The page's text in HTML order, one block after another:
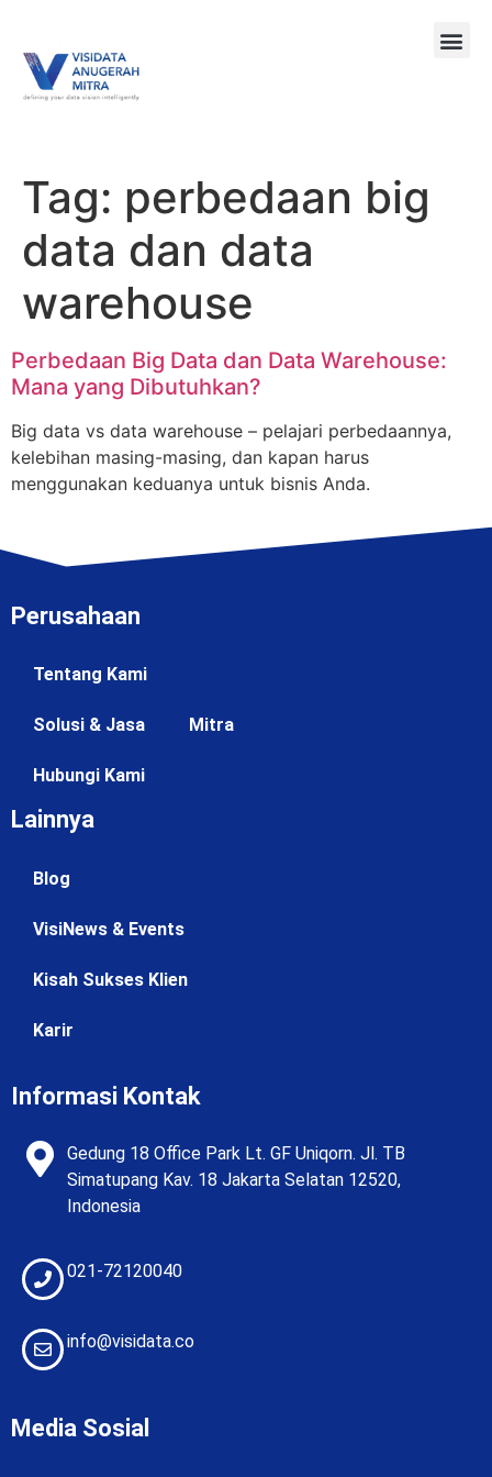
Tag: perbedaan big
data dan data
warehouse
Perbedaan Big Data dan Data Warehouse:
Mana yang Dibutuhkan?
Big data vs data warehouse – pelajari perbedaannya,
kelebihan masing-masing, dan kapan harus
menggunakan keduanya untuk bisnis Anda.
Perusahaan
Tentang Kami
Solusi & Jasa Mitra
Hubungi Kami
Lainnya
Blog
VisiNews & Events
Kisah Sukses Klien
Karir
Informasi Kontak
Gedung 18 Office Park Lt. GF Uniqorn. Jl. TB
Simatupang Kav. 18 Jakarta Selatan 12520,
Indonesia
021-72120040
info@visidata.co
Media Sosial